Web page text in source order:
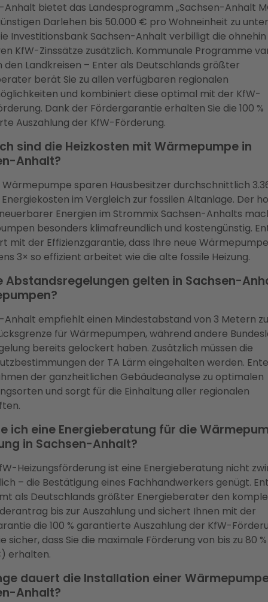
Anhalt bietet das Landesprogramm „Sachsen-Anhalt
Darlehen bis 50.000 € pro Wohneinheit zu unter
Investitionsbank Sachsen-Anhalt verbilligt die ohnehin
KfW-Zinssätze zusätzlich. Kommunale Programme
den Landkreisen – Enter als Deutschlands größter
berät Sie zu allen verfügbaren regionalen
und kombiniert diese optimal mit der KfW-
Dank der Fördergarantie erhalten Sie die 100 %
Auszahlung der KfW-Förderung.
sind die Heizkosten mit Wärmepumpe in
Anhalt?
Wärmepumpe sparen Hausbesitzer durchschnittlich
im Vergleich zur fossilen Altanlage. Der
Energien im Strommix Sachsen-Anhalts
besonders klimafreundlich und kostengünstig.
mit der Effizienzgarantie, dass Ihre neue Wärmepumpe
3× so effizient arbeitet wie die alte fossile Heizung.
Abstandsregelungen gelten in Sachsen-
Anhalt empfiehlt einen Mindestabstand von 3 Metern
für Wärmepumpen, während andere
bereits gelockert haben. Zusätzlich müssen die
der TA Lärm eingehalten werden.
der ganzheitlichen Gebäudeanalyse zu optimalen
und sorgt für die Einhaltung aller regionalen
ich eine Energieberatung für die
in Sachsen-Anhalt?
Heizungsförderung ist eine Energieberatung nicht
– die Bestätigung eines Fachhandwerkers genügt.
als Deutschlands größter Energieberater den
bis zur Auszahlung und sichert Ihnen mit der
die 100 % garantierte Auszahlung der KfW-
sicher, dass Sie die maximale Förderung von bis zu 80
erhalten.
dauert die Installation einer
Anhalt?